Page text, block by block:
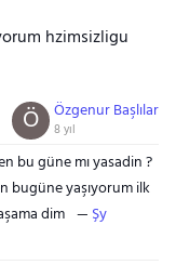
hzimsizligu
Özgenur Başlılar
8 yıl
Ö
bu güne mı yasadin ?
bugüne yaşıyorum ilk
dim
Şy